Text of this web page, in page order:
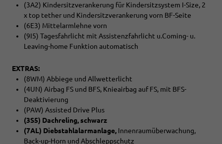
(3A2) Kindersitzverankerung für Kindersitzsystem I-Size, 2
x top tether und Kindersitzverankerung vorn BF-Seite
(6E3) Mittelarmlehne vorn
(9I5) Tagesfahrlicht mit Assistenzfahrlicht u.Coming- u.
Leaving-home Funktion automatisch
EXTRAS:
(8WM) Abbiege und Allwetterlicht
(4UN) Airbag FS und BFS, Knieairbag auf FS, mit BFS-
Deaktivierung
(PAW) Assisted Drive Plus
(3S5) Dachreling, schwarz
(7AL) Diebstahlalarmanlage, Innenraumüberwachung,
Back-up-Horn und Abschleppschutz